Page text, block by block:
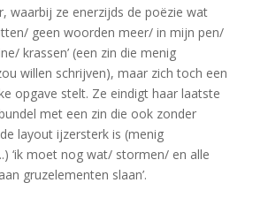
waarbij ze enerzijds de poëzie wat
geen woorden meer/ in mijn pen/
krassen’ (een zin die menig
willen schrijven), maar zich toch een
opgave stelt. Ze eindigt haar laatste
met een zin die ook zonder
layout ijzersterk is (menig
‘ik moet nog wat/ stormen/ en alle
gruzelementen slaan’.